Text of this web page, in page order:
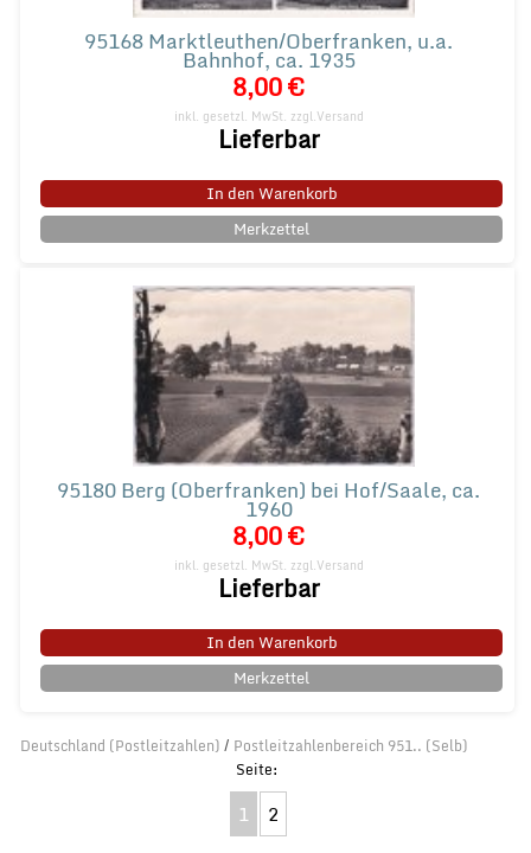
95168 Marktleuthen/Oberfranken, u.a.
Bahnhof, ca. 1935
8,00 €
inkl. gesetzl. MwSt. zzgl.Versand
Lieferbar
In den Warenkorb
Merkzettel
95180 Berg (Oberfranken) bei Hof/Saale, ca.
1960
8,00 €
inkl. gesetzl. MwSt. zzgl.Versand
Lieferbar
In den Warenkorb
Merkzettel
Deutschland (Postleitzahlen) / Postleitzahlenbereich 951.. (Selb)
1 2